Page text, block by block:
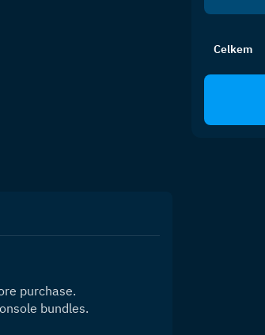
purchase.
bundles.
Celkem